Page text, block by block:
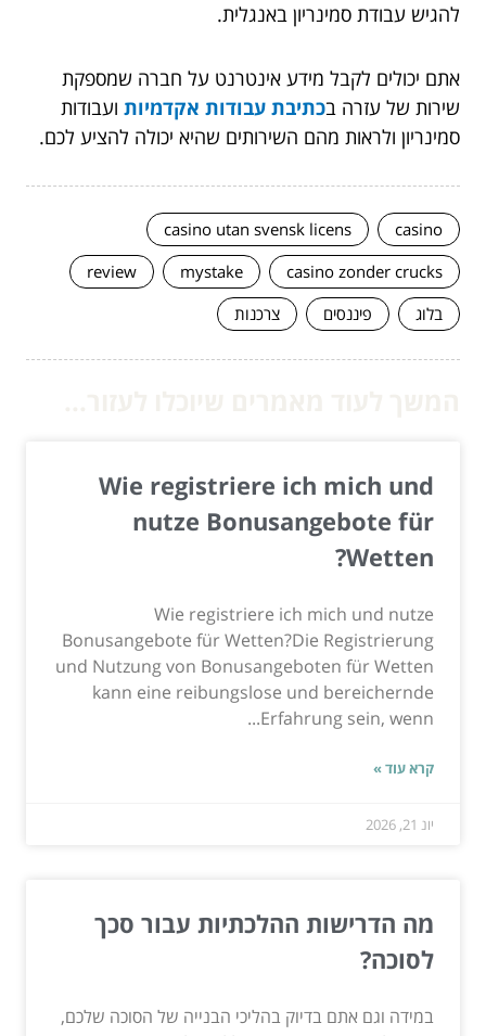
להגיש עבודת סמינריון באנגלית.
אתם יכולים לקבל מידע אינטרנט על חברה שמספקת
שירות של עזרה בכתיבת עבודות אקדמיות ועבודות
סמינריון ולראות מהם השירותים שהיא יכולה להציע לכם.
casino
casino utan svensk licens
casino zonder crucks
mystake
review
בלוג
פיננסים צרכנות
Wie registriere ich mich und
nutze Bonusangebote für
Wetten?
Wie registriere ich mich und nutze
Bonusangebote für Wetten?Die Registrierung
und Nutzung von Bonusangeboten für Wetten
kann eine reibungslose und bereichernde
Erfahrung sein, wenn...
קרא עוד »
יונ 21, 2026
מה הדרישות ההלכתיות עבור סכך
לסוכה?
במידה וגם אתם בדיוק בהליכי הבנייה של הסוכה שלכם,